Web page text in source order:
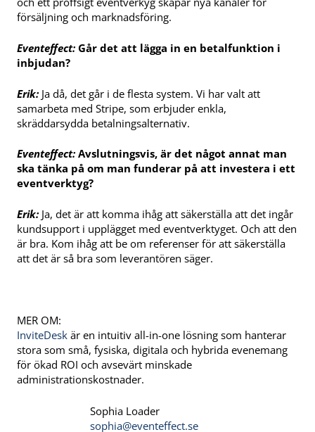
försäljning och marknadsföring.
Eventeffect: Går det att lägga in en betalfunktion i
inbjudan?
Erik: Ja då, det går i de flesta system. Vi har valt att
samarbeta med Stripe, som erbjuder enkla,
skräddarsydda betalningsalternativ.
Eventeffect: Avslutningsvis, är det något annat man
ska tänka på om man funderar på att investera i ett
eventverktyg?
Erik: Ja, det är att komma ihåg att säkerställa att det ingår
kundsupport i upplägget med eventverktyget. Och att den
är bra. Kom ihåg att be om referenser för att säkerställa
att det är så bra som leverantören säger.
MER OM:
InviteDesk är en intuitiv all-in-one lösning som hanterar
stora som små, fysiska, digitala och hybrida evenemang
för ökad ROI och avsevärt minskade
administrationskostnader.
Sophia Loader
sophia@eventeffect.se